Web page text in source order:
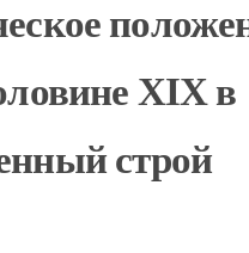
XIX в
строй